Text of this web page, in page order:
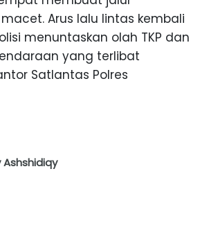
Arus lalu lintas kembali
menuntaskan olah TKP dan
yang terlibat
Satlantas Polres
Ashshidiqy